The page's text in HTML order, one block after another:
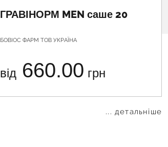
ГРАВІНОРМ MEN саше 20
БОВІОС ФАРМ ТОВ УКРАЇНА
від 660.00 грн
... детальніше